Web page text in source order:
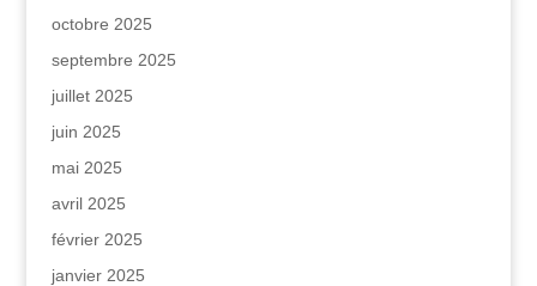
octobre 2025
septembre 2025
juillet 2025
juin 2025
mai 2025
avril 2025
février 2025
janvier 2025